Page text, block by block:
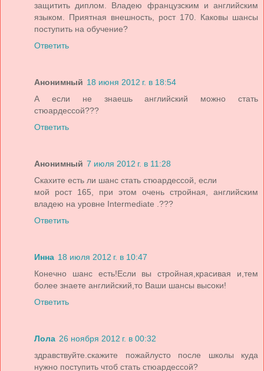
защитить диплом. Владею французским и английским
языком. Приятная внешность, рост 170. Каковы шансы
поступить на обучение?
Ответить
Анонимный 18 июня 2012 г. в 18:54
А если не знаешь английский можно стать
стюардессой???
Ответить
Анонимный 7 июля 2012 г. в 11:28
Скахите есть ли шанс стать стюардессой, если
мой рост 165, при этом очень стройная, английским
владею на уровне Intermediate .???
Ответить
Инна 18 июля 2012 г. в 10:47
Конечно шанс есть!Если вы стройная,красивая и,тем
более знаете английский,то Ваши шансы высоки!
Ответить
Лола 26 ноября 2012 г. в 00:32
здравствуйте.скажите пожайлусто после школы куда
нужно поступить чтоб стать стюардессой?